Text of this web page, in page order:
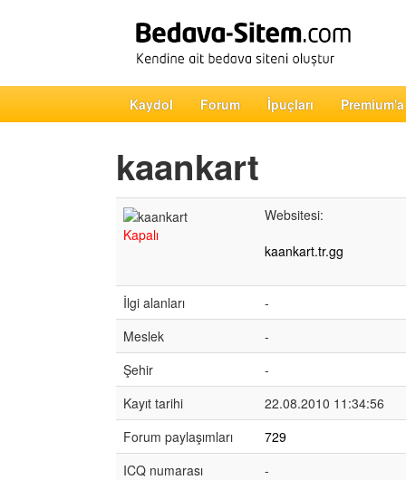
Kaydol Forum İpuçları
kaankart
Kapalı
Websitesi:
kaankart.tr.gg
İlgi alanları
-
Meslek
-
Şehir
-
Kayıt tarihi
22.08.2010 11:34:56
Forum paylaşımları
729
ICQ numarası
-